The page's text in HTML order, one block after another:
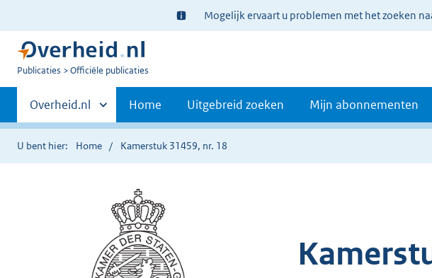
Ter
informatie:
Mogelijk ervaart u problemen met het zoeken
U
Publicaties Officiële publicaties
Primaire
navigatie
Andere
sites
binnen
Overheid.nl Home Uitgebreid zoeken Mijn abonnementen
U bent hier: Home Kamerstuk 31459, nr. 18